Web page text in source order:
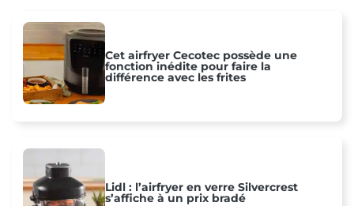
Cet airfryer Cecotec possède une
fonction inédite pour faire la
différence avec les frites
Lidl : l’airfryer en verre Silvercrest
s’affiche à un prix bradé